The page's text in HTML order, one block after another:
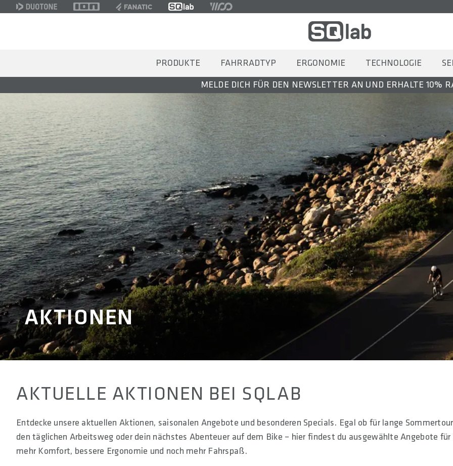
PRODUKTE FAHRRADTYP ERGONOMIE TECHNOLOGIE
MELDE DICH FÜR DEN NEWSLETTER AN UND ERHALTE 10%
AKTIONEN
AKTUELLE AKTIONEN BEI SQLAB
Entdecke unsere aktuellen Aktionen, saisonalen Angebote und besonderen Specials. Egal ob für lange
den täglichen Arbeitsweg oder dein nächstes Abenteuer auf dem Bike – hier findest du ausgewählte Angebote für
mehr Komfort, bessere Ergonomie und noch mehr Fahrspaß.